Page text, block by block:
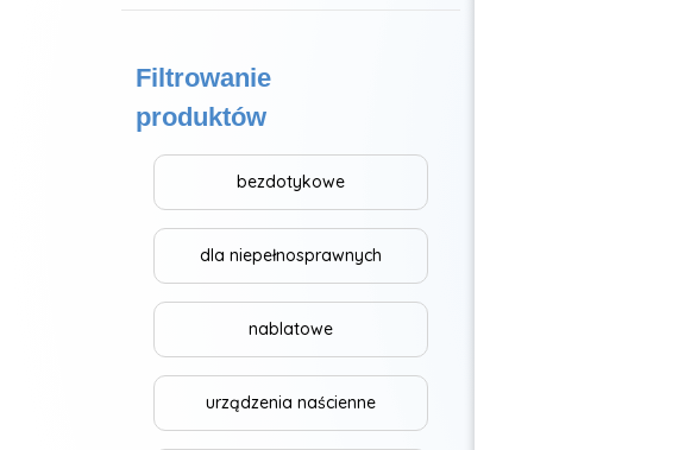
Filtrowanie
produktów
bezdotykowe
dla niepełnosprawnych
nablatowe
urządzenia naścienne